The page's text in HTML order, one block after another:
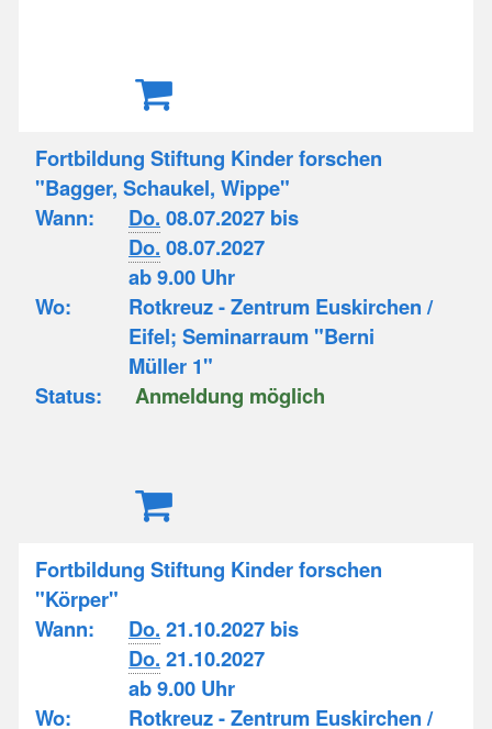
Fortbildung Stiftung Kinder forschen
"Bagger, Schaukel, Wippe"
Wann:
Do. 08.07.2027 bis
Do. 08.07.2027
ab 9.00 Uhr
Wo:
Rotkreuz - Zentrum Euskirchen /
Eifel; Seminarraum "Berni
Müller 1"
Status:
Anmeldung möglich
Fortbildung Stiftung Kinder forschen
"Körper"
Wann:
Do. 21.10.2027 bis
Do. 21.10.2027
ab 9.00 Uhr
Wo:
Rotkreuz - Zentrum Euskirchen /